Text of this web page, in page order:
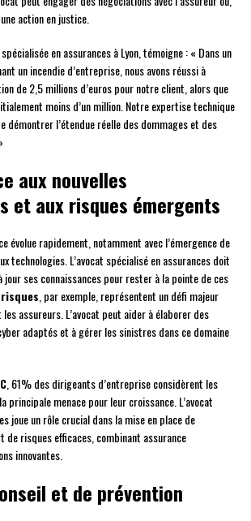
action en justice.
en assurances à Lyon, témoigne : « Dans un
un incendie d’entreprise, nous avons réussi à
de 2,5 millions d’euros pour notre client, alors que
moins d’un million. Notre expertise technique
démontrer l’étendue réelle des dommages et des
aux nouvelles
et aux risques émergents
évolue rapidement, notamment avec l’émergence de
technologies. L’avocat spécialisé en assurances doit
ses connaissances pour rester à la pointe de ces
, par exemple, représentent un défi majeur
assureurs. L’avocat peut aider à élaborer des
adaptés et à gérer les sinistres dans ce domaine
, 61% des dirigeants d’entreprise considèrent les
principale menace pour leur croissance. L’avocat
joue un rôle crucial dans la mise en place de
risques efficaces, combinant assurance
innovantes.
et de prévention